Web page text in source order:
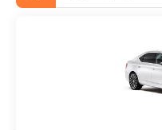
housekeeping is provided
Featured amenities
storage. Self parking